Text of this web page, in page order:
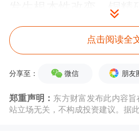
发生根本性改变，铜精
在南美、非洲等区域，
整、基础设施薄弱、社
素制约，增量释放节奏
矿供给持续紧张，行业
化，头部企业凭借资源
点击阅读全
分享至： 微信 朋友
郑重声明： 东方财富发布此内容
站立场无关，不构成投资建议。据